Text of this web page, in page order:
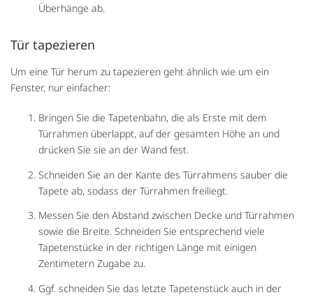
Überhänge ab.
Tür tapezieren
Um eine Tür herum zu tapezieren geht ähnlich wie um ein
Fenster, nur einfacher:
Bringen Sie die Tapetenbahn, die als Erste mit dem
Türrahmen überlappt, auf der gesamten Höhe an und
drücken Sie sie an der Wand fest.
Schneiden Sie an der Kante des Türrahmens sauber die
Tapete ab, sodass der Türrahmen freiliegt.
Messen Sie den Abstand zwischen Decke und Türrahmen
sowie die Breite. Schneiden Sie entsprechend viele
Tapetenstücke in der richtigen Länge mit einigen
Zentimetern Zugabe zu.
Ggf. schneiden Sie das letzte Tapetenstück auch in der